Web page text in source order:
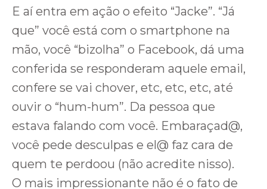
E aí entra em ação o efeito “Jacke”. “Já
que” você está com o smartphone na
mão, você “bizolha” o Facebook, dá uma
conferida se responderam aquele email,
confere se vai chover, etc, etc, etc, até
ouvir o “hum-hum”. Da pessoa que
estava falando com você. Embaraçad@,
você pede desculpas e el@ faz cara de
quem te perdoou (não acredite nisso).
O mais impressionante não é o fato de